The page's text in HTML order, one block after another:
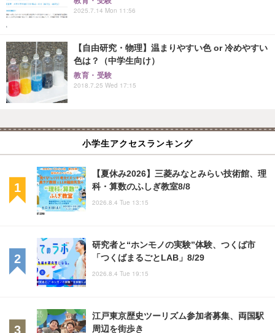
2025.7.14 Mon 11:56
【自由研究・物理】温まりやすい色 or 冷めやすい
色は？（中学生向け）
教育・受験
2018.7.25 Wed 17:15
小学生アクセスランキング
【夏休み2026】三菱みなとみらい技術館、理
科・算数のふしぎ教室8/8
2026.8.4 Tue 13:15
研究者と“ホンモノの実験”体験、つくば市
「つくばまるごとLAB」8/29
2026.8.4 Tue 19:15
江戸東京歴史ツーリズム参加者募集、両国駅
周辺を街歩き